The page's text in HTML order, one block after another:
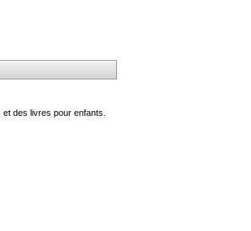
des livres pour enfants.